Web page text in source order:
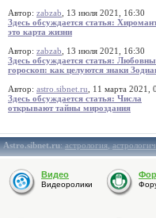
Автор: zabzab , 13 июля 2021, 16:30
Здесь обсуждается статья:
это карта жизни
Автор: zabzab , 13 июля 2021, 16:30
Здесь обсуждается статья:
гороскоп: как целуются знаки
Автор: astro.sibnet.ru , 11 марта 2021,
Здесь обсуждается статья: Числа
открывают тайны мироздания
Astro.sibnet.ru:астрология,
Видео
Видеоролики